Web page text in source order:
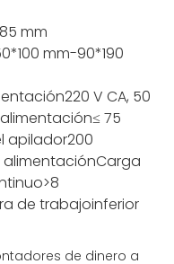
mm
mm-90*190
220 V CA, 50
≤ 75
apilador200
alimentaciónCarga
>8
de trabajoinferior